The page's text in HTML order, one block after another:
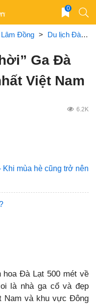
0
Lâm Đồng > Du lịch Đà Lạt
Ga Đà
Việt Nam
6.2K
mùa hè cũng trở nên
hoa Đà Lạt 500 mét về
là nhà ga cổ và đẹp
Nam và khu vực Đông